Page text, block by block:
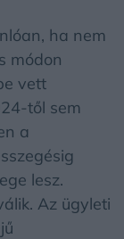
ha nem
módon
vett
től sem
a
lesz.
Az ügyleti